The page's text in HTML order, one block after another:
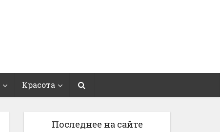
Красота
Последнее на сайте